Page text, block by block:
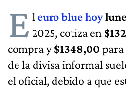
E l euro blu​e hoy
2025, cotiza en
compra y$1348,00 para
de la divisa informal
el oficial, debido a que